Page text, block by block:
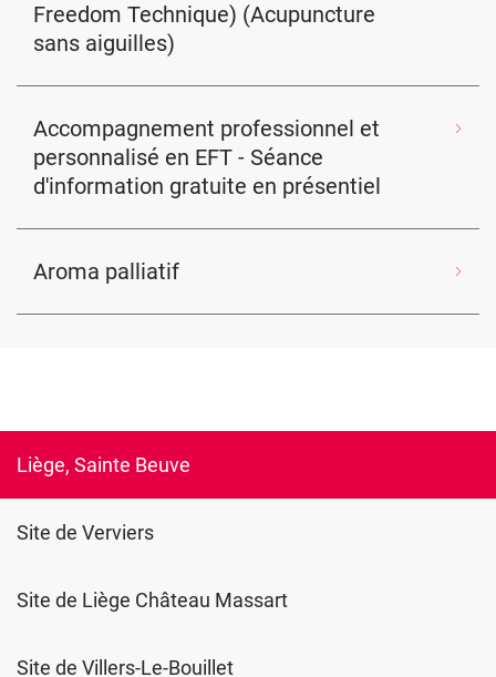
Freedom Technique) (Acupuncture
sans aiguilles)
Accompagnement professionnel et
personnalisé en EFT - Séance
d'information gratuite en présentiel
Aroma palliatif
Liège, Sainte Beuve
Site de Verviers
Site de Liège Château Massart
Site de Villers-Le-Bouillet